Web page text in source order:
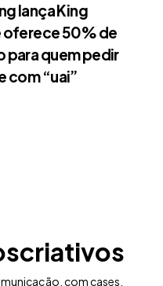
lança King
oferece 50% de
para quem pedir
com “uai”
com cases,